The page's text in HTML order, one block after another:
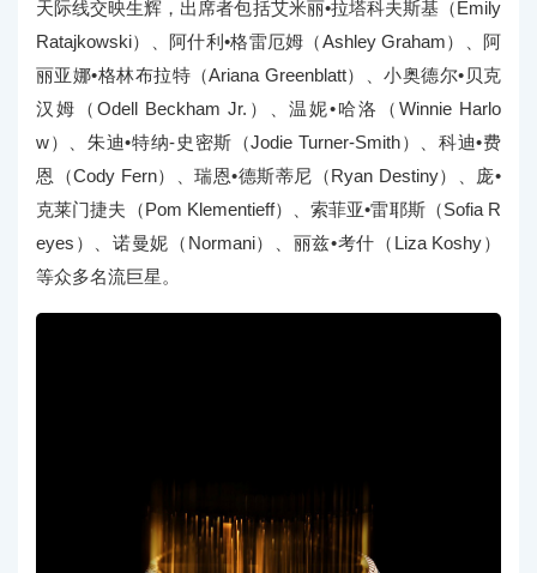
天际线交映生辉，出席者包括艾米丽•拉塔科夫斯基（Emily
Ratajkowski）、阿什利•格雷厄姆（Ashley Graham）、阿
丽亚娜•格林布拉特（Ariana Greenblatt）、小奥德尔•贝克
汉姆（Odell Beckham Jr.）、温妮•哈洛（Winnie Harlo
w）、朱迪•特纳-史密斯（Jodie Turner-Smith）、科迪•费
恩（Cody Fern）、瑞恩•德斯蒂尼（Ryan Destiny）、庞•
克莱门捷夫（Pom Klementieff）、索菲亚•雷耶斯（Sofia R
eyes）、诺曼妮（Normani）、丽兹•考什（Liza Koshy）
等众多名流巨星。